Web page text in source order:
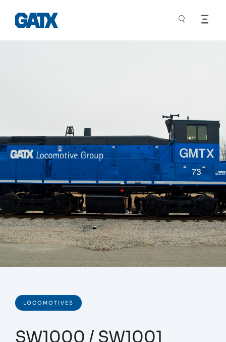
LOCOMOTIVES
SW1000 / SW1001